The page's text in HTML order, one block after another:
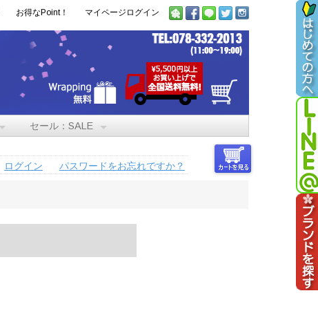
お得なPoint！ マイページログイン
セール：SALE
ログイン パスワードをお忘れですか？